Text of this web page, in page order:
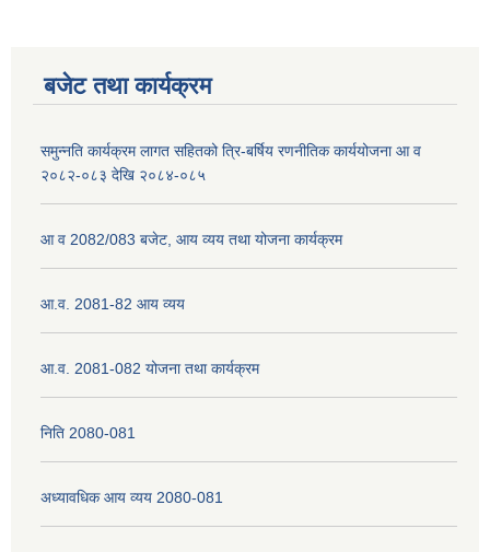
बजेट तथा कार्यक्रम
समुन्नति कार्यक्रम लागत सहितको त्रि-बर्षिय रणनीतिक कार्ययोजना आ व
२०८२-०८३ देखि २०८४-०८५
आ व 2082/083 बजेट, आय व्यय तथा योजना कार्यक्रम
आ.व. 2081-82 आय व्यय
आ.व. 2081-082 योजना तथा कार्यक्रम
निति 2080-081
अध्यावधिक आय व्यय 2080-081